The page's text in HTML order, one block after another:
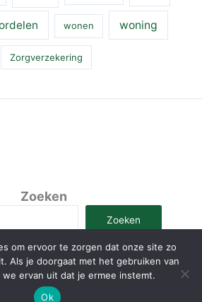
wonen woning
Zorgverzekering
Zoeken
Zoeken
© 2026 LivelifeGreen
om ervoor te zorgen dat onze site zo
Als je doorgaat met het gebruiken van
we ervan uit dat je ermee instemt.
Ok